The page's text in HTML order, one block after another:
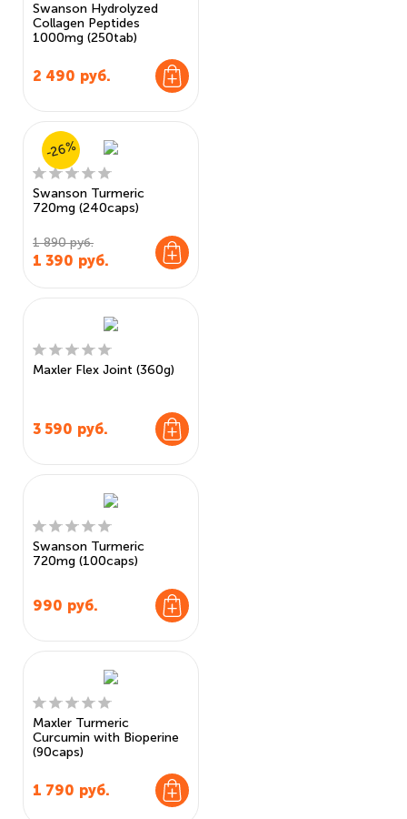
Swanson Hydrolyzed
Collagen Peptides
1000mg (250tab)
2 490 руб.
Swanson Turmeric
720mg (240caps)
1 890 руб.
1 390 руб.
-26%
Maxler Flex Joint (360g)
3 590 руб.
Swanson Turmeric
720mg (100caps)
990 руб.
Maxler Turmeric
Curcumin with Bioperine
(90caps)
1 790 руб.